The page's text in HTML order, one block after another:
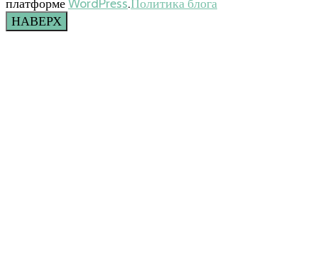
платформеWordPress.Политика блога
НАВЕРХ